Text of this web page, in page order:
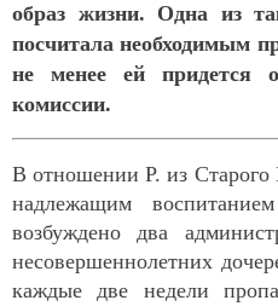
образ жизни. Одна из
посчитала необходимым
не менее ей придется
комиссии.
В отношении Р. из Старого
надлежащим
возбуждено два
несовершеннолетних
каждые две недели